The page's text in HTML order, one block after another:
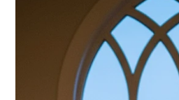
op maat voor huwelijken in
Pelt en heel Belgisch en